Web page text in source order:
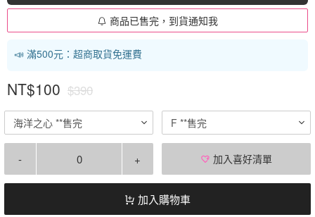
商品已售完，到貨通知我
📣 滿500元：超商取貨免運費
NT$100 $390
海洋之心 **售完 F **售完
- + 加入喜好清單
加入購物車